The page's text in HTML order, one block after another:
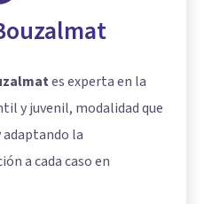
es experta en la
y juvenil, modalidad que
la
a cada caso en